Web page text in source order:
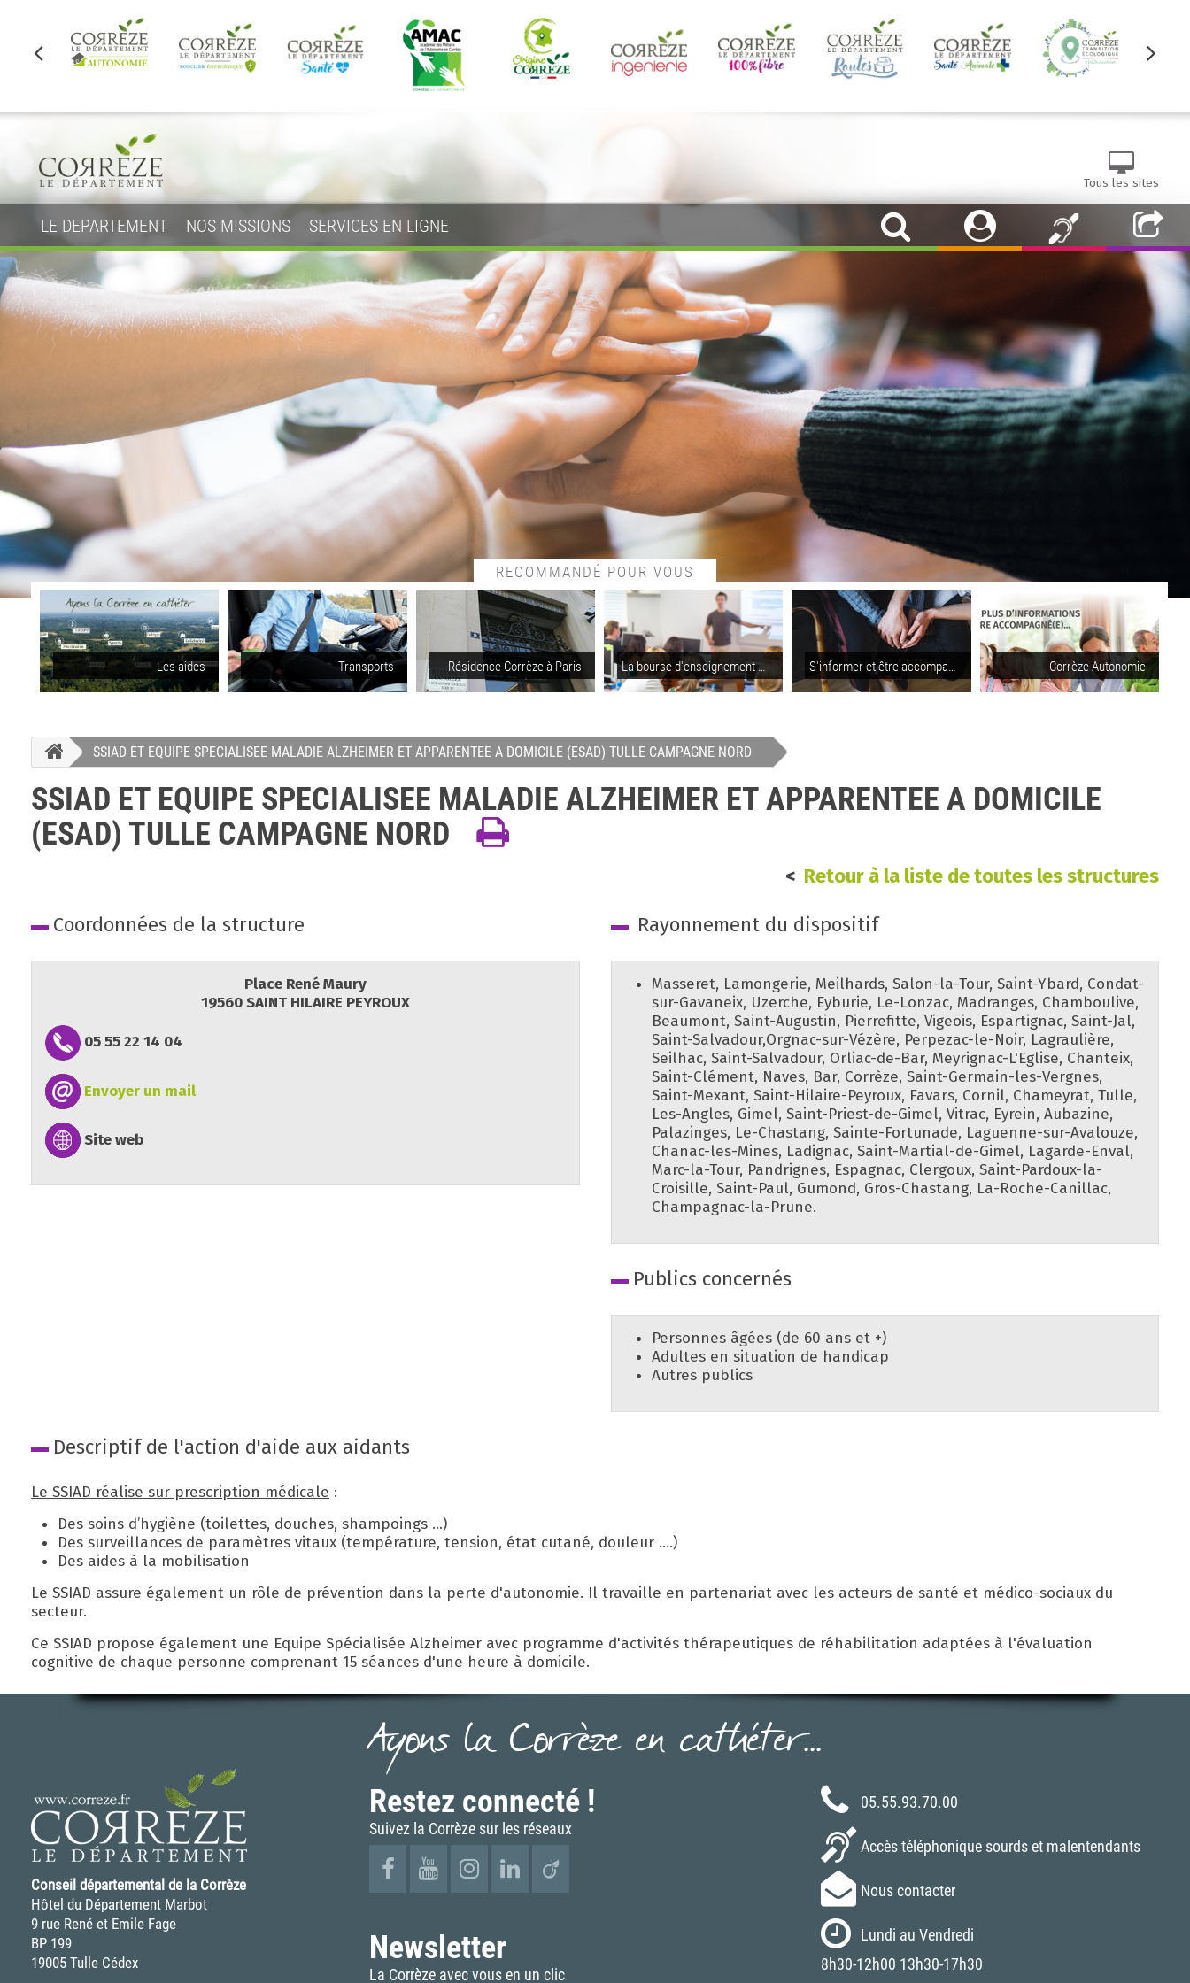
Tous les sites
LE DEPARTEMENT NOS MISSIONS SERVICES EN LIGNE
RECOMMANDÉ POUR VOUS
Les aides Transports Résidence Corrèze à Paris La bourse d'enseignement supérieur S'informer et être accompagné pour les personnes en situation de handicap Corrèze Autonomie
SSIAD ET EQUIPE SPECIALISEE MALADIE ALZHEIMER ET APPARENTEE A DOMICILE (ESAD) TULLE CAMPAGNE NORD
SSIAD ET EQUIPE SPECIALISEE MALADIE ALZHEIMER ET APPARENTEE A DOMICILE
(ESAD) TULLE CAMPAGNE NORD
< Retour à la liste de toutes les structures
Coordonnées de la structure
Place René Maury
19560 SAINT HILAIRE PEYROUX
05 55 22 14 04
Envoyer un mail
Site web
Rayonnement du dispositif
Masseret, Lamongerie, Meilhards, Salon-la-Tour, Saint-Ybard, Condat-
sur-Gavaneix, Uzerche, Eyburie, Le-Lonzac, Madranges, Chamboulive,
Beaumont, Saint-Augustin, Pierrefitte, Vigeois, Espartignac, Saint-Jal,
Saint-Salvadour,Orgnac-sur-Vézère, Perpezac-le-Noir, Lagraulière,
Seilhac, Saint-Salvadour, Orliac-de-Bar, Meyrignac-L'Eglise, Chanteix,
Saint-Clément, Naves, Bar, Corrèze, Saint-Germain-les-Vergnes,
Saint-Mexant, Saint-Hilaire-Peyroux, Favars, Cornil, Chameyrat, Tulle,
Les-Angles, Gimel, Saint-Priest-de-Gimel, Vitrac, Eyrein, Aubazine,
Palazinges, Le-Chastang, Sainte-Fortunade, Laguenne-sur-Avalouze,
Chanac-les-Mines, Ladignac, Saint-Martial-de-Gimel, Lagarde-Enval,
Marc-la-Tour, Pandrignes, Espagnac, Clergoux, Saint-Pardoux-la-
Croisille, Saint-Paul, Gumond, Gros-Chastang, La-Roche-Canillac,
Champagnac-la-Prune.
Publics concernés
Personnes âgées (de 60 ans et +)
Adultes en situation de handicap
Autres publics
Descriptif de l'action d'aide aux aidants
Le SSIAD réalise sur prescription médicale :
Des soins d’hygiène (toilettes, douches, shampoings ...)
Des surveillances de paramètres vitaux (température, tension, état cutané, douleur ....)
Des aides à la mobilisation
Le SSIAD assure également un rôle de prévention dans la perte d'autonomie. Il travaille en partenariat avec les acteurs de santé et médico-sociaux du
secteur.
Ce SSIAD propose également une Equipe Spécialisée Alzheimer avec programme d'activités thérapeutiques de réhabilitation adaptées à l'évaluation
cognitive de chaque personne comprenant 15 séances d'une heure à domicile.
Ayons la Corrèze en cathéter...
Conseil départemental de la Corrèze
Hôtel du Département Marbot
9 rue René et Emile Fage
BP 199
19005 Tulle Cédex
Restez connecté !
Suivez la Corrèze sur les réseaux
Newsletter
La Corrèze avec vous en un clic
05.55.93.70.00
Accès téléphonique sourds et malentendants
Nous contacter
Lundi au Vendredi
8h30-12h00 13h30-17h30